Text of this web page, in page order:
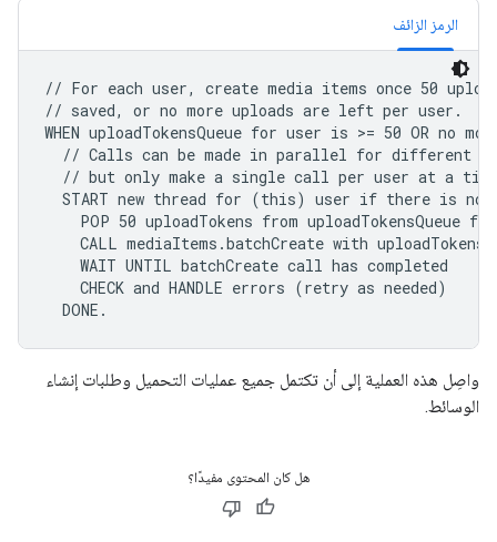
الرمز الزائف
// For each user, create media items once 50
// saved, or no more uploads are left per user.
WHEN uploadTokensQueue for user is >= 50 OR no
// Calls can be made in parallel for different
// but only make a single call per user at a
START new thread for (this) user if there is no
POP 50 uploadTokens from uploadTokensQueue
    CALL mediaItems.batchCreate with uploadTokens
    WAIT UNTIL batchCreate call has completed
    CHECK and HANDLE errors (retry as needed)
  DONE.
واصِل هذه العملية إلى أن تكتمل جميع عمليات التحميل وطلبات إنشاء
الوسائط.
هل كان المحتوى مفيدًا؟